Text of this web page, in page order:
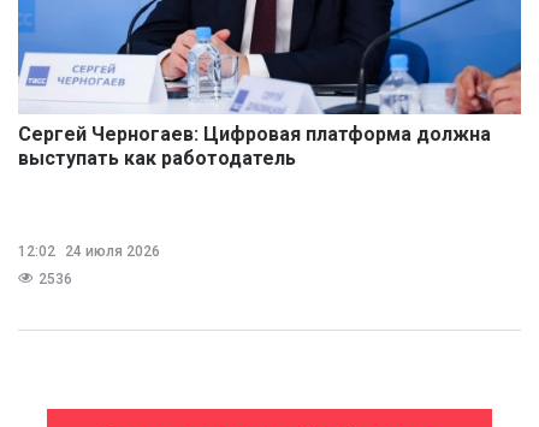
Сергей Черногаев: Цифровая платформа должна
выступать как работодатель
12:02
24 июля 2026
2536